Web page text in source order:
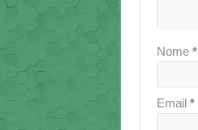
Nome *
Email *